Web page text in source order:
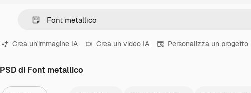
Crea un'immagine IA Crea un video IA Personalizza un progetto
PSD di Font metallico